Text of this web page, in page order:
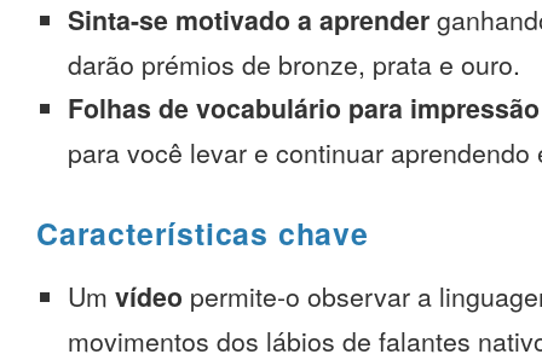
Sinta-se motivado a aprender
darão prémios de bronze, prata e ouro.
Folhas de vocabulário para impressão
para você levar e continuar aprendendo
Características chave
Um vídeo permite-o observar a
movimentos dos lábios de falantes